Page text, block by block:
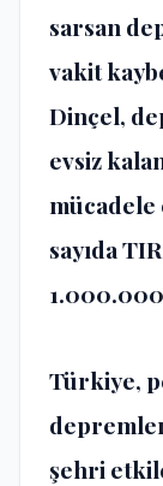
sarsan
vakit
Dinçel,
evsiz
sayıda
Türkiye,
şehri